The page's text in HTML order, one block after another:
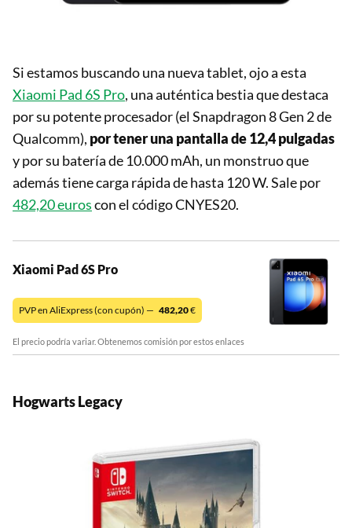
Si estamos buscando una nueva tablet, ojo a esta
Xiaomi Pad 6S Pro, una auténtica bestia que destaca
por su potente procesador (el Snapdragon 8 Gen 2 de
Qualcomm), por tener una pantalla de 12,4 pulgadas
y por su batería de 10.000 mAh, un monstruo que
además tiene carga rápida de hasta 120 W. Sale por
482,20 euroscon el código CNYES20.
Xiaomi Pad 6S Pro
PVP en AliExpress (con cupón) — 482,20€
El precio podría variar. Obtenemos comisión por estos enlaces
Hogwarts Legacy